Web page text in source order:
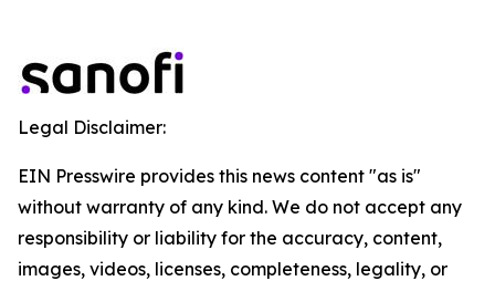
Legal Disclaimer:
EIN Presswire provides this news content "as is"
without warranty of any kind. We do not accept any
responsibility or liability for the accuracy, content,
images, videos, licenses, completeness, legality, or